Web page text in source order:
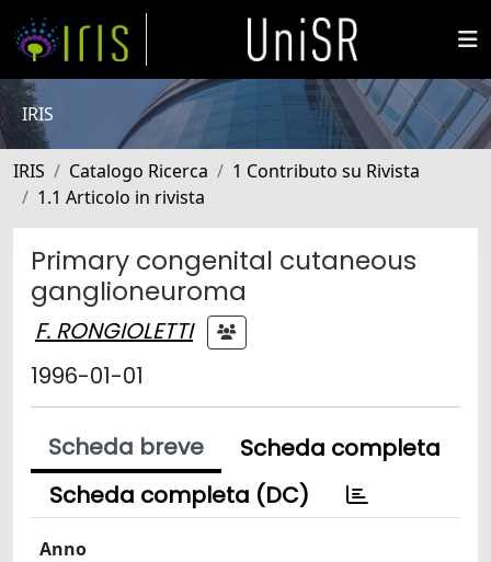
IRIS
IRIS Catalogo Ricerca
1 Contributo su Rivista
1.1 Articolo in rivista
Primary congenital cutaneous
ganglioneuroma
F. RONGIOLETTI
1996-01-01
Scheda breve
Scheda completa
Scheda completa (DC)
Anno